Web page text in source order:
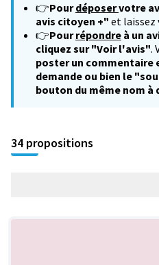
👉Pourdéposervotre
avis citoyen +" et laissez
👉Pourrépondre à un
cliquez sur "Voir l'avis".
poster un commentaire
demande ou bien le
bouton du même nom à
34 propositions